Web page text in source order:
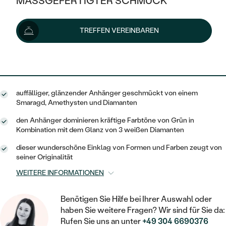
KLASSISCH
V-FORM
VINTAGE
AUSSERGEWÖHNLICHE
VON HAND GRAVIERTE
MIT MEHREREN DIAMANTEN
HALO
VINTAGE
GESTALTE EINEN RING
DIAMANTEN ZUM EINFASSEN
AUSVERKAUF
WENN SCHMUCK HILFT
NACH TYP
OHRRINGE
RINGE
ANHÄNGER / KETTEN
ARMBÄNDER
SCHMUCKSET
HERRENSCHMUCK
PLATIN
OHRSTECKER
MINIMALISTISCHE
OHRHÄNGER
HERZ
GOLD
SILBER
NACH STYL
SOLITÄR
ZUR GEBURT EINES KINDES
PERSONALISIERT
MIT STERNZEICHEN
MINIMALISTISCH
AUSVERKAUF
GOLD
SILBER
PLATIN
NACH STYL
MEMOIRE
MINIMALISTISCHE
TREFFEN VEREINBAREN
836 €
Lieferoptionen
auffälliger, glänzender Anhänger geschmückt von einem
Smaragd, Amethysten und Diamanten
den Anhänger dominieren kräftige Farbtöne von Grün in
Kombination mit dem Glanz von 3 weißen Diamanten
dieser wunderschöne Einklag von Formen und Farben zeugt von
seiner Originalität
WEITERE INFORMATIONEN
Benötigen Sie Hilfe bei Ihrer Auswahl oder
haben Sie weitere Fragen? Wir sind für Sie da:
Rufen Sie uns an unter+49 304 6690376